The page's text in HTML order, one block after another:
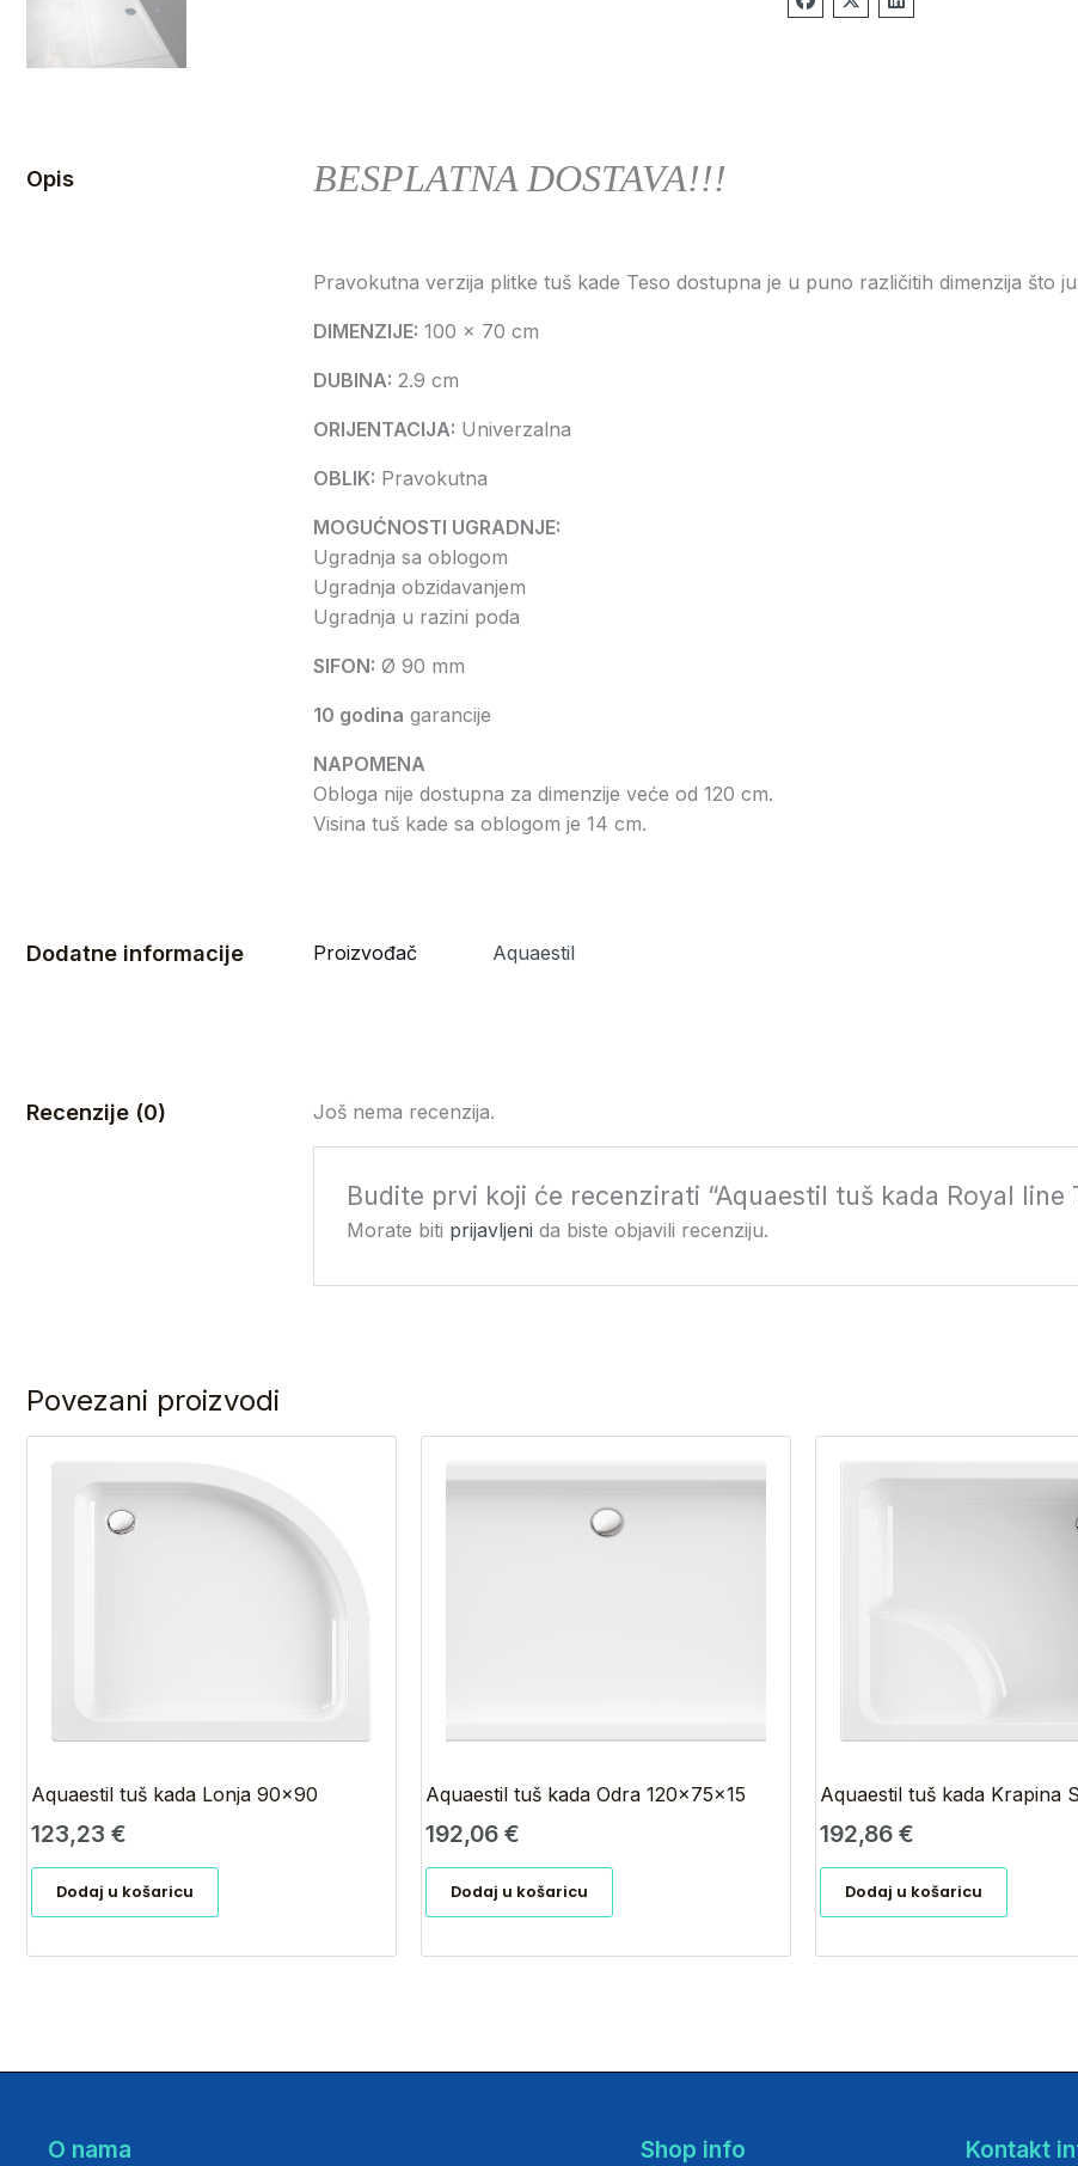
Opis BESPLATNA DOSTAVA!!!
Pravokutna verzija plitke tuš kade Teso dostupna je u puno različitih dimenzija što
DIMENZIJE: 100 x 70 cm
DUBINA: 2.9 cm
ORIJENTACIJA: Univerzalna
OBLIK: Pravokutna
MOGUĆNOSTI UGRADNJE:
Ugradnja sa oblogom
Ugradnja obzidavanjem
Ugradnja u razini poda
SIFON: Ø 90 mm
10 godina garancije
NAPOMENA
Obloga nije dostupna za dimenzije veće od 120 cm.
Visina tuš kade sa oblogom je 14 cm.
Dodatne informacije Proizvođač Aquaestil
Recenzije (0) Još nema recenzija.
Budite prvi koji će recenzirati “Aquaestil tuš kada Royal line
Morate biti prijavljeni da biste objavili recenziju.
Povezani proizvodi
Aquaestil tuš kada Lonja 90×90
123,23€
Dodaj u košaricu
Aquaestil tuš kada Odra 120x75x15
192,06€
Dodaj u košaricu
Aquaestil tuš kada Krapina
192,86€
Dodaj u košaricu
O nama Shop info Kontakt